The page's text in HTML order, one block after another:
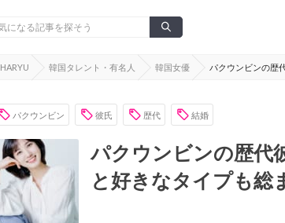
HARYU 韓国タレント・有名人 韓国女優 パクウンビンの歴
パクウンビン 彼氏 歴代 結婚
パクウンビンの歴代
と好きなタイプも総